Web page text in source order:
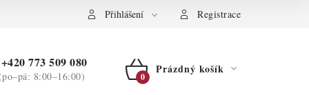
osobních údajů Přihlášení Registrace
773 509 080
8:00–16:00)
NÁKUPNÍ
Prázdný košík